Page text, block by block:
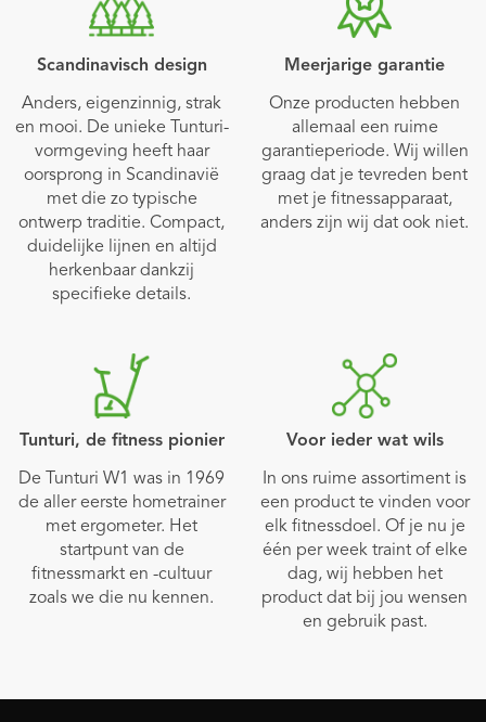
Scandinavisch design
Anders, eigenzinnig, strak
en mooi. De unieke Tunturi-
vormgeving heeft haar
oorsprong in Scandinavië
met die zo typische
ontwerp traditie. Compact,
duidelijke lijnen en altijd
herkenbaar dankzij
specifieke details.
Meerjarige garantie
Onze producten hebben
allemaal een ruime
garantieperiode. Wij willen
graag dat je tevreden bent
met je fitnessapparaat,
anders zijn wij dat ook niet.
Tunturi, de fitness pionier
De Tunturi W1 was in 1969
de aller eerste hometrainer
met ergometer. Het
startpunt van de
fitnessmarkt en -cultuur
zoals we die nu kennen.
Voor ieder wat wils
In ons ruime assortiment is
een product te vinden voor
elk fitnessdoel. Of je nu je
één per week traint of elke
dag, wij hebben het
product dat bij jou wensen
en gebruik past.